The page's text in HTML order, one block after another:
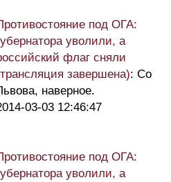
под ОГА:
уволили, а
флаг сняли
завершена): Со
наверное.
03-03 12:46:47
под ОГА:
уволили, а